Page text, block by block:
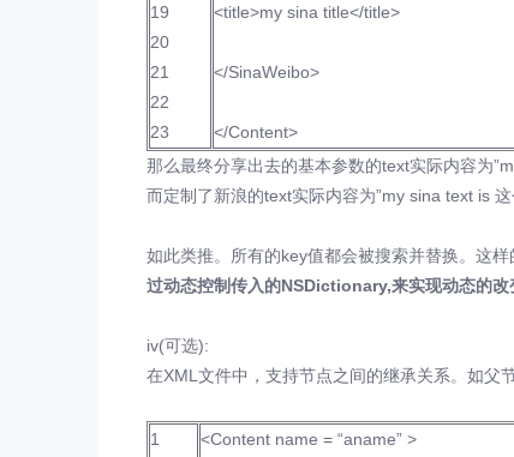
19
20
21
22
23
<title>my sina title</title>
</SinaWeibo>
</Content>
那么最终分享出去的基本参数的text实际内容为
而定制了新浪的text实际内容为”my sina text is 这
如此类推。所有的key值都会被搜索并替换。这
过动态控制传入的NSDictionary,来实现动态的改
iv(可选):
在XML文件中，支持节点之间的继承关系。如父
1
<Content name = “aname” >